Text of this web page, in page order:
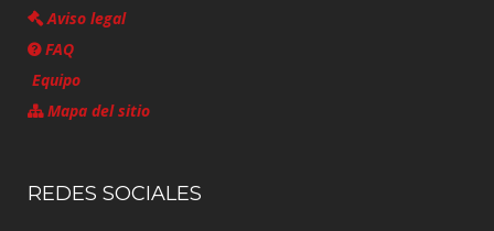
Aviso legal
FAQ
Equipo
Mapa del sitio
REDES SOCIALES